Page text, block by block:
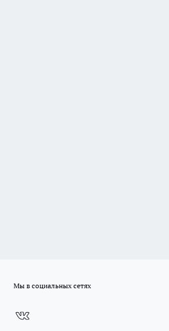
Мы в социальных сетях